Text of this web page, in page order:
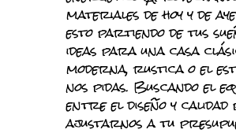
materiales de hoy y de
esto partiendo de tus
ideas para una casa
moderna, rustica o el
nos pidas. Buscando el
entre el diseño y
ajustarnos a tu